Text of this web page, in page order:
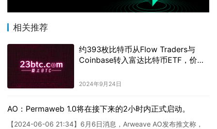
相关推荐
约393枚比特币从Flow Traders与
Coinbase转入富达比特币ETF，价值
2024年9月24日
AO：Permaweb 1.0将在接下来的2小时内正式启动。
【2024-06-06 21:34】6月6日消息，Arweave AO发布推文称，